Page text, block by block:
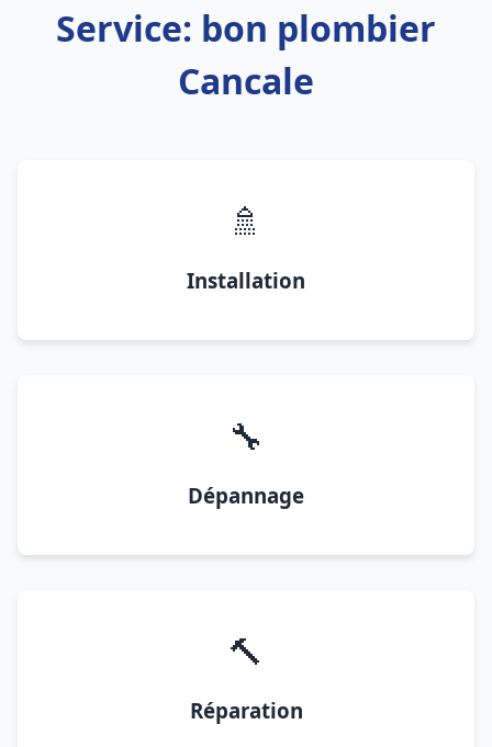
Service: bon plombier
Cancale
🚿
Installation
🔧
Dépannage
🔨
Réparation